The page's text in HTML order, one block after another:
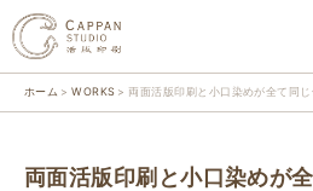
ホーム WORKS 両面活版印刷と小口染めが全て同
両面活版印刷と小口染めが